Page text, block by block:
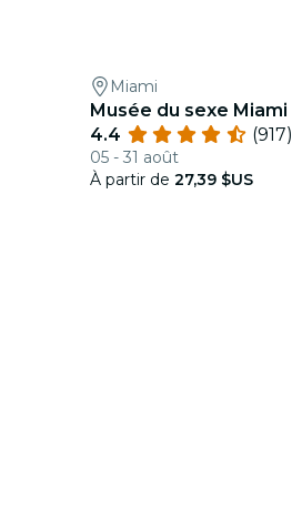
Miami
Musée du sexe Miami
4.4
(917)
05 - 31 août
À partir de 27,39 $US